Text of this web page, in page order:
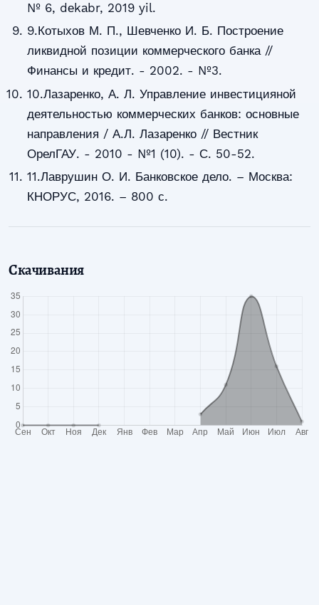
№ 6, dеkаbr, 2019 yil.
9.Котыхов М. П., Шевченко И. Б. Построение
ликвидной позиции коммерческого банка //
Финансы и кредит. - 2002. - №3.
10.Лазаренко, А. Л. Управление инвестицияной
деятельностью коммерческих банков: основные
направления / А.Л. Лазаренко // Вестник
ОрелГАУ. - 2010 - №1 (10). - С. 50-52.
11.Лаврушин О. И. Банковское дело. – Москва:
КНОРУС, 2016. – 800 с.
Скачивания